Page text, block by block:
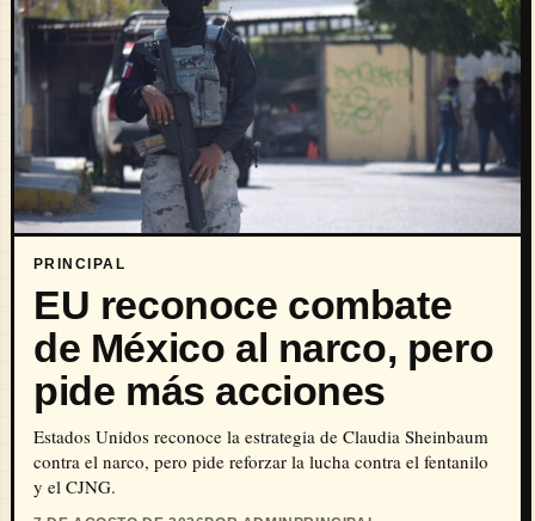
PRINCIPAL
EU reconoce combate
de México al narco, pero
pide más acciones
Estados Unidos reconoce la estrategia de Claudia Sheinbaum
contra el narco, pero pide reforzar la lucha contra el fentanilo
y el CJNG.